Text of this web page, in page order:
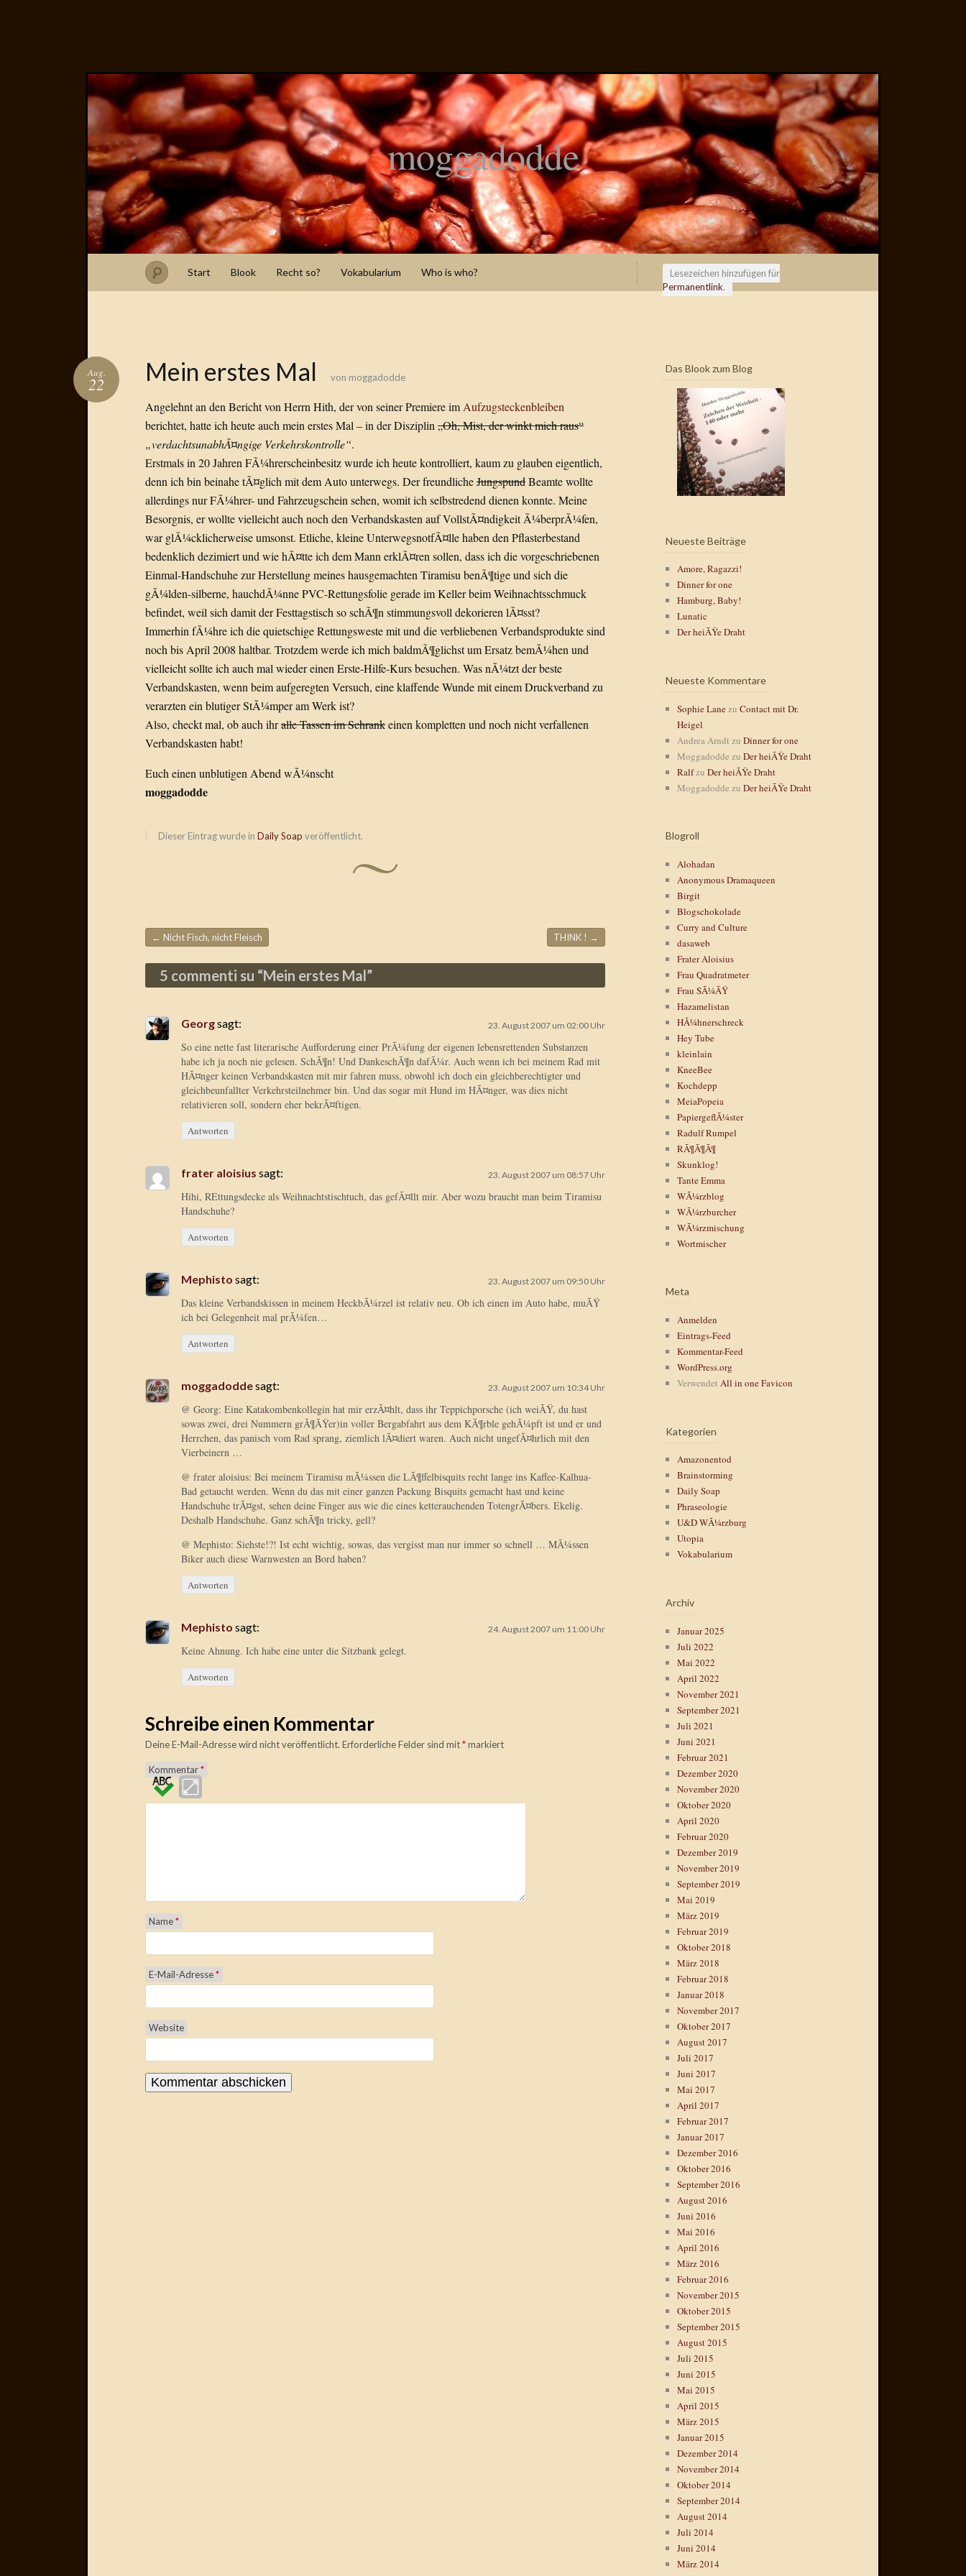
moggadodde
Start Blook Recht so? Vokabularium Who is who?
Lesezeichen hinzufügen für
Permanentlink.
Mein erstes Mal
Aug.
22 von moggadodde
Angelehnt an den Bericht von Herrn Hith, der von seiner Premiere im Aufzugsteckenbleiben
berichtet, hatte ich heute auch mein erstes Mal – in der Disziplin „Oh, Mist, der winkt mich raus“
„verdachtsunabhÃ¤ngige Verkehrskontrolle“.
Erstmals in 20 Jahren FÃ¼hrerscheinbesitz wurde ich heute kontrolliert, kaum zu glauben eigentlich,
denn ich bin beinahe tÃ¤glich mit dem Auto unterwegs. Der freundlicheJungspundBeamte wollte
allerdings nur FÃ¼hrer- und Fahrzeugschein sehen, womit ich selbstredend dienen konnte. Meine
Besorgnis, er wollte vielleicht auch noch den Verbandskasten auf VollstÃ¤ndigkeit Ã¼berprÃ¼fen,
war glÃ¼cklicherweise umsonst. Etliche, kleine UnterwegsnotfÃ¤lle haben den Pflasterbestand
bedenklich dezimiert und wie hÃ¤tte ich dem Mann erklÃ¤ren sollen, dass ich die vorgeschriebenen
Einmal-Handschuhe zur Herstellung meines hausgemachten Tiramisu benÃ¶tige und sich die
gÃ¼lden-silberne, hauchdÃ¼nne PVC-Rettungsfolie gerade im Keller beim Weihnachtsschmuck
befindet, weil sich damit der Festtagstisch so schÃ¶n stimmungsvoll dekorieren lÃ¤sst?
Immerhin fÃ¼hre ich die quietschige Rettungsweste mit und die verbliebenen Verbandsprodukte sind
noch bis April 2008 haltbar. Trotzdem werde ich mich baldmÃ¶glichst um Ersatz bemÃ¼hen und
vielleicht sollte ich auch mal wieder einen Erste-Hilfe-Kurs besuchen. Was nÃ¼tzt der beste
Verbandskasten, wenn beim aufgeregten Versuch, eine klaffende Wunde mit einem Druckverband zu
verarzten ein blutiger StÃ¼mper am Werk ist?
Also, checkt mal, ob auch ihralle Tassen im Schrankeinen kompletten und noch nicht verfallenen
Verbandskasten habt!
Euch einen unblutigen Abend wÃ¼nscht
moggadodde
Dieser Eintrag wurde in Daily Soap veröffentlicht.
Beitragsnavigation
← Nicht Fisch, nicht Fleisch THINK ! →
5 commenti su “Mein erstes Mal”
Georgsagt: 23. August 2007 um 02:00 Uhr
So eine nette fast literarische Aufforderung einer PrÃ¼fung der eigenen lebensrettenden Substanzen
habe ich ja noch nie gelesen. SchÃ¶n! Und DankeschÃ¶n dafÃ¼r. Auch wenn ich bei meinem Rad mit
HÃ¤nger keinen Verbandskasten mit mir fahren muss, obwohl ich doch ein gleichberechtigter und
gleichbeunfallter Verkehrsteilnehmer bin. Und das sogar mit Hund im HÃ¤nger, was dies nicht
relativieren soll, sondern eher bekrÃ¤ftigen.
Antworten
frater aloisius sagt: 23. August 2007 um 08:57 Uhr
Hihi, REttungsdecke als Weihnachtstischtuch, das gefÃ¤llt mir. Aber wozu braucht man beim Tiramisu
Handschuhe?
Antworten
Mephisto sagt: 23. August 2007 um 09:50 Uhr
Das kleine Verbandskissen in meinem HeckbÃ¼rzel ist relativ neu. Ob ich einen im Auto habe, muÃŸ
ich bei Gelegenheit mal prÃ¼fen…
Antworten
moggadoddesagt: 23. August 2007 um 10:34 Uhr
@ Georg: Eine Katakombenkollegin hat mir erzÃ¤hlt, dass ihr Teppichporsche (ich weiÃŸ, du hast
sowas zwei, drei Nummern grÃ¶ÃŸer)in voller Bergabfahrt aus dem KÃ¶rble gehÃ¼pft ist und er und
Herrchen, das panisch vom Rad sprang, ziemlich lÃ¤diert waren. Auch nicht ungefÃ¤hrlich mit den
Vierbeinern …
@ frater aloisius: Bei meinem Tiramisu mÃ¼ssen die LÃ¶ffelbisquits recht lange ins Kaffee-Kalhua-
Bad getaucht werden. Wenn du das mit einer ganzen Packung Bisquits gemacht hast und keine
Handschuhe trÃ¤gst, sehen deine Finger aus wie die eines ketterauchenden TotengrÃ¤bers. Ekelig.
Deshalb Handschuhe. Ganz schÃ¶n tricky, gell?
@ Mephisto: Siehste!?! Ist echt wichtig, sowas, das vergisst man nur immer so schnell … MÃ¼ssen
Biker auch diese Warnwesten an Bord haben?
Antworten
Mephisto sagt: 24. August 2007 um 11:00 Uhr
Keine Ahnung. Ich habe eine unter die Sitzbank gelegt.
Antworten
Schreibe einen Kommentar
Deine E-Mail-Adresse wird nicht veröffentlicht. Erforderliche Felder sind mit*markiert
Kommentar*
Name*
E-Mail-Adresse*
Website
Das Blook zum Blog
Neueste Beiträge
Amore, Ragazzi!
Dinner for one
Hamburg, Baby!
Lunatic
Der heiÃŸe Draht
Neueste Kommentare
Sophie Lanezu Contact mit Dr.
Heigel
Andrea Arndt zu Dinner for one
Moggadodde zu Der heiÃŸe Draht
Ralfzu Der heiÃŸe Draht
Moggadodde zu Der heiÃŸe Draht
Blogroll
Alohadan
Anonymous Dramaqueen
Birgit
Blogschokolade
Curry and Culture
dasaweb
Frater Aloisius
Frau Quadratmeter
Frau SÃ¼ÃŸ
Hazamelistan
HÃ¼hnerschreck
Hey Tube
kleinlain
KneeBee
Kochdepp
MeiaPopeia
PapiergeflÃ¼ster
Radulf Rumpel
RÃ¶Ã¶Ã¶
Skunklog!
Tante Emma
WÃ¼rzblog
WÃ¼rzburcher
WÃ¼rzmischung
Wortmischer
Meta
Anmelden
Eintrags-Feed
Kommentar-Feed
WordPress.org
Verwendet All in one Favicon
Kategorien
Amazonentod
Brainstorming
Daily Soap
Phraseologie
U&D WÃ¼rzburg
Utopia
Vokabularium
Archiv
Januar 2025
Juli 2022
Mai 2022
April 2022
November 2021
September 2021
Juli 2021
Juni 2021
Februar 2021
Dezember 2020
November 2020
Oktober 2020
April 2020
Februar 2020
Dezember 2019
November 2019
September 2019
Mai 2019
März 2019
Februar 2019
Oktober 2018
März 2018
Februar 2018
Januar 2018
November 2017
Oktober 2017
August 2017
Juli 2017
Juni 2017
Mai 2017
April 2017
Februar 2017
Januar 2017
Dezember 2016
Oktober 2016
September 2016
August 2016
Juni 2016
Mai 2016
April 2016
März 2016
Februar 2016
November 2015
Oktober 2015
September 2015
August 2015
Juli 2015
Juni 2015
Mai 2015
April 2015
März 2015
Januar 2015
Dezember 2014
November 2014
Oktober 2014
September 2014
August 2014
Juli 2014
Juni 2014
März 2014